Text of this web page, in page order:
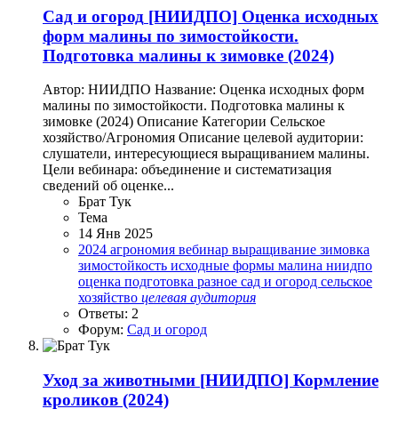
Сад и огород [НИИДПО] Оценка исходных
форм малины по зимостойкости.
Подготовка малины к зимовке (2024)
Автор: НИИДПО Название: Оценка исходных форм
малины по зимостойкости. Подготовка малины к
зимовке (2024) Описание Категории Сельское
хозяйство/Агрономия Описание целевой аудитории:
слушатели, интересующиеся выращиванием малины.
Цели вебинара: объединение и систематизация
сведений об оценке...
Брат Тук
Тема
14 Янв 2025
2024 агрономия вебинар выращивание зимовка
зимостойкость исходные формы малина ниидпо
оценка подготовка разное сад и огород сельское
хозяйство целевая аудитория
Ответы: 2
Форум: Сад и огород
Уход за животными [НИИДПО] Кормление
кроликов (2024)